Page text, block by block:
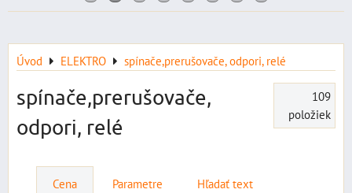
Úvod ELEKTRO spínače,prerušovače, odpori, relé
spínače,prerušovače,
odpori, relé
109
položiek
Cena Parametre Hľadať text